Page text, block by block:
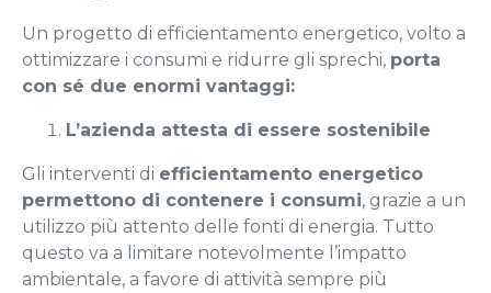
Un progetto di efficientamento energetico, volto a
ottimizzare i consumi e ridurre gli sprechi, porta
con sé due enormi vantaggi:
L’azienda attesta di essere sostenibile
Gli interventi di efficientamento energetico
permettono di contenere i consumi, grazie a un
utilizzo più attento delle fonti di energia. Tutto
questo va a limitare notevolmente l’impatto
ambientale, a favore di attività sempre più